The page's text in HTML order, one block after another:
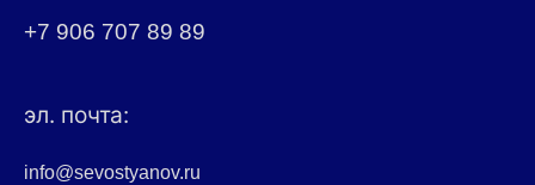
+7 906 707 89 89
эл. почта:
info@sevostyanov.ru